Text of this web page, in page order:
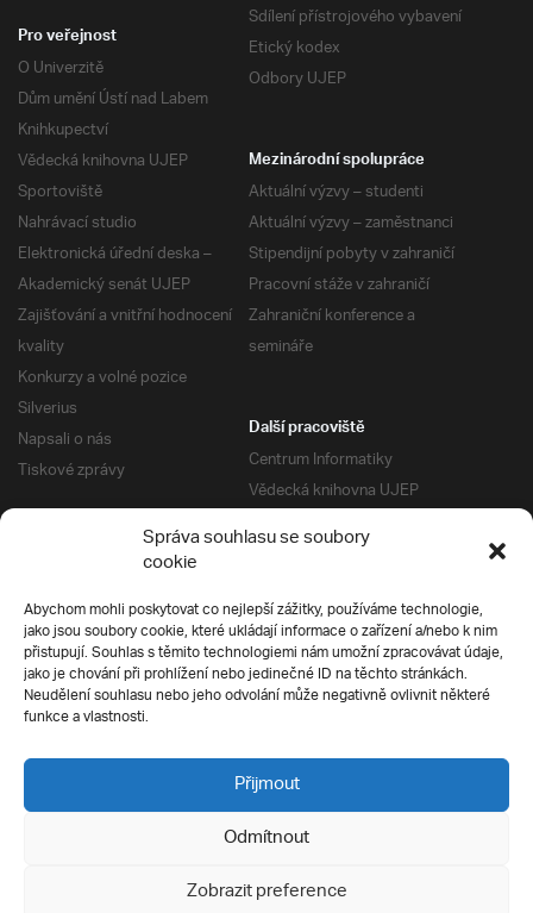
Správa souhlasu se soubory
cookie
Abychom mohli poskytovat co nejlepší zážitky, používáme technologie,
jako jsou soubory cookie, které ukládají informace o zařízení a/nebo k nim
přistupují. Souhlas s těmito technologiemi nám umožní zpracovávat údaje,
jako je chování při prohlížení nebo jedinečné ID na těchto stránkách.
Neudělení souhlasu nebo jeho odvolání může negativně ovlivnit některé
funkce a vlastnosti.
Přijmout
Odmítnout
Zobrazit preference
Sdílení přístrojového vybavení
Etický kodex
Odbory UJEP
Pro veřejnost
O Univerzitě
Dům umění Ústí nad Labem
Knihkupectví
Vědecká knihovna UJEP
Sportoviště
Nahrávací studio
Elektronická úřední deska –
Akademický senát UJEP
Zajišťování a vnitřní hodnocení
kvality
Konkurzy a volné pozice
Silverius
Napsali o nás
Tiskové zprávy
Mezinárodní spolupráce
Aktuální výzvy – studenti
Aktuální výzvy – zaměstnanci
Stipendijní pobyty v zahraničí
Pracovní stáže v zahraničí
Zahraniční konference a
semináře
Další pracoviště
Centrum Informatiky
Vědecká knihovna UJEP
Správa kolejí a menz
Univerzitní centrum podpory
Silverius
Pro uchazeče
Přijímací řízení
E-prihlaska
Přípravné kurzy
Ochrana soukromí
Všechna práva vyhrazena